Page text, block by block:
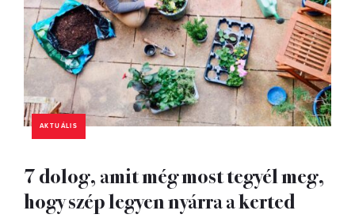
AKTUÁLIS
7 dolog, amit még most tegyél meg,
hogy szép legyen nyárra a kerted